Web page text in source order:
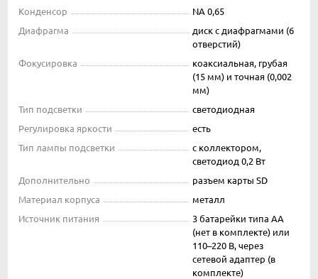
Конденсор
NA 0,65
Диафрагма
диск с диафрагмами (6
отверстий)
Фокусировка
коаксиальная, грубая
(15 мм) и точная (0,002
мм)
Тип подсветки
светодиодная
Регулировка яркости
есть
Тип лампы подсветки
с коллектором,
светодиод 0,2 Вт
Дополнительно
разъем карты SD
Материал корпуса
металл
Источник питания
3 батарейки типа AA
(нет в комплекте) или
110–220 В, через
сетевой адаптер (в
комплекте)